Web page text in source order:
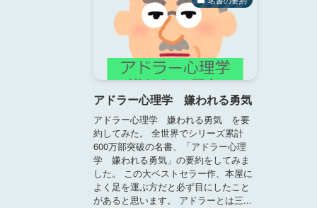
アドラー心理学 嫌われる勇気
アドラー心理学 嫌われる勇気 を要
約してみた。 全世界でシリーズ累計
600万部突破の名書、「アドラー心理
学 嫌われる勇気」の要約をしてみま
した。 この大ベストセラー作、本屋に
よく足を運ぶ方だと必ず目にしたこと
があると思います。 アドラーとは三...